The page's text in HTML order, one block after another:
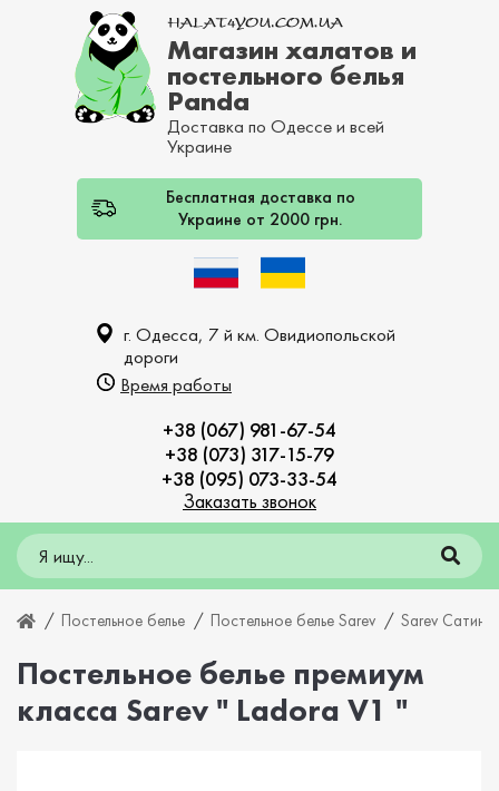
Магазин халатов и
постельного белья
Panda
Доставка по Одессе и всей
Украине
Бесплатная доставка по
Украине от 2000 грн.
г. Одесса, 7 й км. Овидиопольской
дороги
Время работы
+38 (067) 981-67-54
+38 (073) 317-15-79
+38 (095) 073-33-54
Заказать звонок
Постельное белье Постельное белье Sarev Sarev Сатин
Постельное белье премиум
класса Sarev " Ladora V1 "